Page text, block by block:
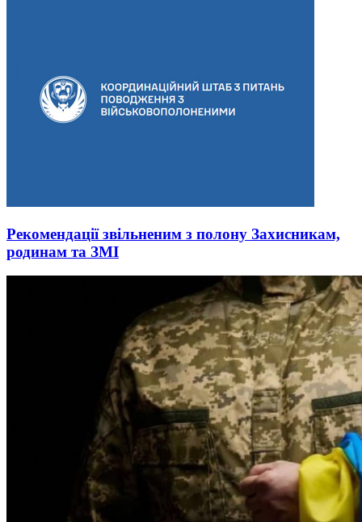
Рекомендації звільненим з полону Захисникам,
родинам та ЗМІ